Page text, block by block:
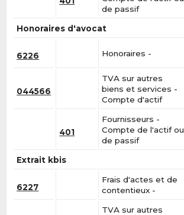
de passif
Honoraires d'avocat
6226 Honoraires -
044566
TVA sur autres
biens et services -
Compte d'actif
401
Fournisseurs -
Compte de l'actif ou
de passif
Extrait kbis
6227
Frais d'actes et de
contentieux -
TVA sur autres